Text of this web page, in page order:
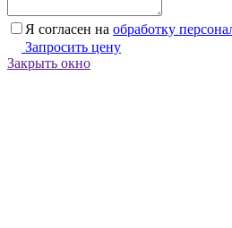
Я согласен на обработку
Запросить цену
Закрыть окно